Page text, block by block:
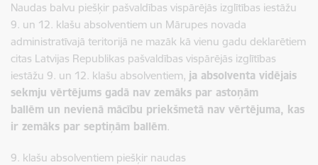
Naudas balvu piešķir pašvaldības vispārējās izglītības iestāžu
9. un 12. klašu absolventiem un Mārupes novada
administratīvajā teritorijā ne mazāk kā vienu gadu deklarētiem
citas Latvijas Republikas pašvaldības vispārējās izglītības
iestāžu 9. un 12. klašu absolventiem, ja absolventa vidējais
sekmju vērtējums gadā nav zemāks par astoņām
ballēm un nevienā mācību priekšmetā nav vērtējuma, kas
ir zemāks par septiņām ballēm.
9. klašu absolventiem piešķir naudas